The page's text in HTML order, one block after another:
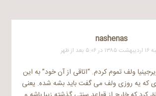
nashenas
بعد از ظهر
ولف تموم کردم. “اتاقی از آن خود” به این
که یه روزی ولف می گفت باید بشه شده. یعنی